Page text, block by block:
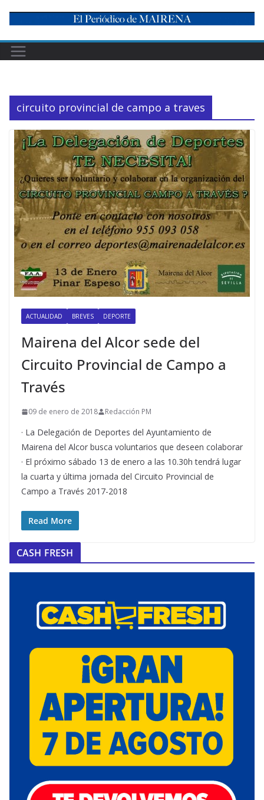
content
circuito provincial de campo a traves
ACTUALIDAD BREVES DEPORTE
Mairena del Alcor sede del
Circuito Provincial de Campo a
Través
09 de enero de 2018 Redacción PM
· La Delegación de Deportes del Ayuntamiento de
Mairena del Alcor busca voluntarios que deseen colaborar
· El próximo sábado 13 de enero a las 10.30h tendrá lugar
la cuarta y última jornada del Circuito Provincial de
Campo a Través 2017-2018
Read More
CASH FRESH